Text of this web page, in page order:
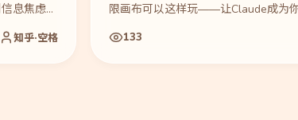
息焦虑？
知乎·空格
限画布可以这样玩——让Claude成为
片信息瞬间变宝藏💎 效率飙升的秘诀
133